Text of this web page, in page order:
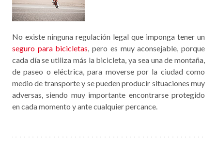
No existe ninguna regulación legal que imponga tener un
seguro para bicicletas, pero es muy aconsejable, porque
cada día se utiliza más la bicicleta, ya sea una de montaña,
de paseo o eléctrica, para moverse por la ciudad como
medio de transporte y se pueden producir situaciones muy
adversas, siendo muy importante encontrarse protegido
en cada momento y ante cualquier percance.